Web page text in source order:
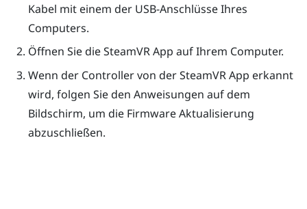
Kabel mit einem der USB-Anschlüsse Ihres
Computers.
Öffnen Sie dieSteamVRApp auf Ihrem Computer.
Wenn der Controller von derSteamVRApp erkannt
wird, folgen Sie den Anweisungen auf dem
Bildschirm, um die Firmware Aktualisierung
abzuschließen.